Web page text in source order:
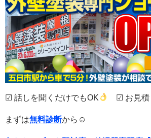
☑ 話しを聞くだけでもOK ☑ お見積
まずは無料診断から☺